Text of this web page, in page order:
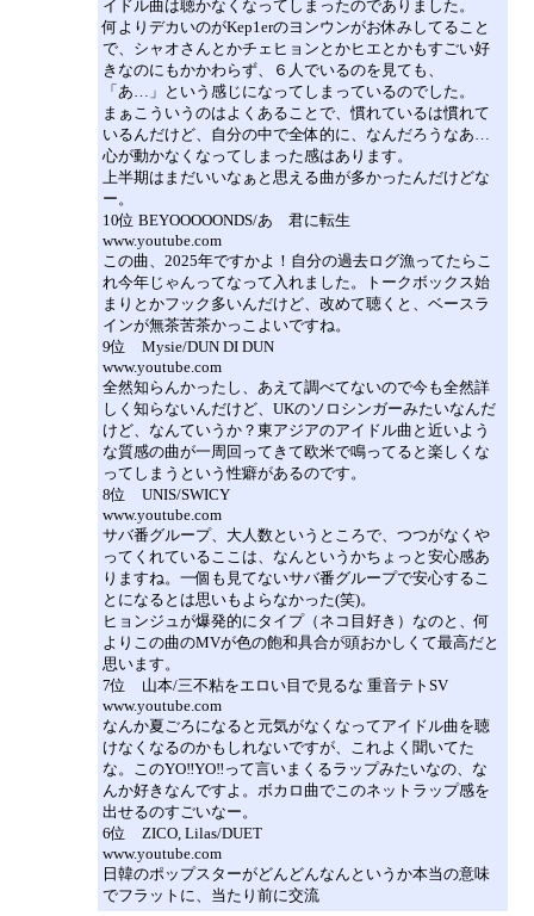
イドル曲は聴かなくなってしまったのでありました。
何よりデカいのがKep1erのヨンウンがお休みしてること
で、シャオさんとかチェヒョンとかヒエとかもすごい好
きなのにもかかわらず、６人でいるのを見ても、
「あ…」という感じになってしまっているのでした。
まぁこういうのはよくあることで、慣れているは慣れて
いるんだけど、自分の中で全体的に、なんだろうなあ…
心が動かなくなってしまった感はあります。
上半期はまだいいなぁと思える曲が多かったんだけどな
ー。
10位 BEYOOOOONDS/あゝ君に転生
www.youtube.com
この曲、2025年ですかよ！自分の過去ログ漁ってたらこ
れ今年じゃんってなって入れました。トークボックス始
まりとかフック多いんだけど、改めて聴くと、ベースラ
インが無茶苦茶かっこよいですね。
9位 Mysie/DUN DI DUN
www.youtube.com
全然知らんかったし、あえて調べてないので今も全然詳
しく知らないんだけど、UKのソロシンガーみたいなんだ
けど、なんていうか？東アジアのアイドル曲と近いよう
な質感の曲が一周回ってきて欧米で鳴ってると楽しくな
ってしまうという性癖があるのです。
8位 UNIS/SWICY
www.youtube.com
サバ番グループ、大人数というところで、つつがなくや
ってくれているここは、なんというかちょっと安心感あ
りますね。一個も見てないサバ番グループで安心するこ
とになるとは思いもよらなかった(笑)。
ヒョンジュが爆発的にタイプ（ネコ目好き）なのと、何
よりこの曲のMVが色の飽和具合が頭おかしくて最高だと
思います。
7位 山本/三不粘をエロい目で見るな 重音テトSV
www.youtube.com
なんか夏ごろになると元気がなくなってアイドル曲を聴
けなくなるのかもしれないですが、これよく聞いてた
な。このYO‼YO‼って言いまくるラップみたいなの、な
んか好きなんですよ。ボカロ曲でこのネットラップ感を
出せるのすごいなー。
6位 ZICO, Lilas/DUET
www.youtube.com
日韓のポップスターがどんどんなんというか本当の意味
でフラットに、当たり前に交流